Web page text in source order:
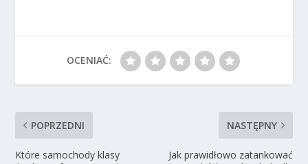
OCENIAĆ:
POPRZEDNI
Które samochody klasy
NASTĘPNY
Jak prawidłowo zatankować